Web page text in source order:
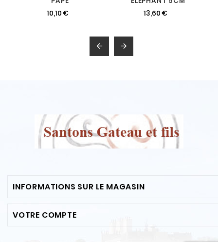
10,10 €
13,60 €
 
INFORMATIONS SUR LE MAGASIN
VOTRE COMPTE